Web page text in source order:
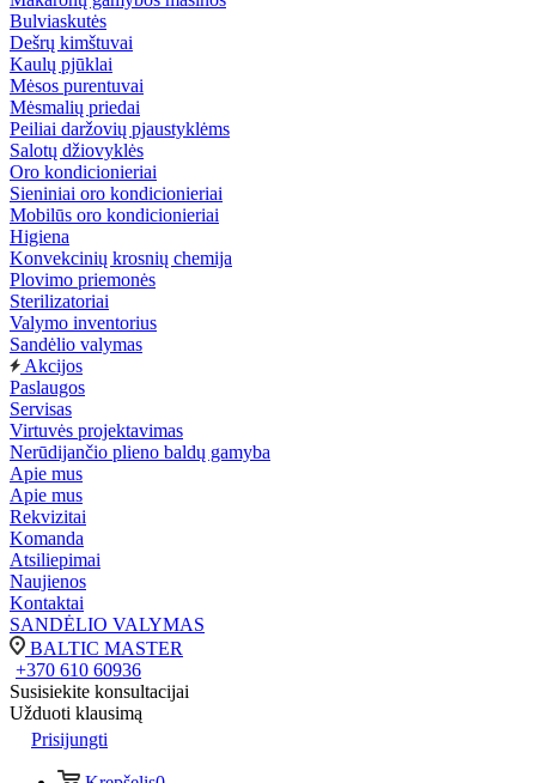
Bulviaskutės
Dešrų kimštuvai
Kaulų pjūklai
Mėsos purentuvai
Mėsmalių priedai
Peiliai daržovių pjaustyklėms
Salotų džiovyklės
Oro kondicionieriai
Sieniniai oro kondicionieriai
Mobilūs oro kondicionieriai
Higiena
Konvekcinių krosnių chemija
Plovimo priemonės
Sterilizatoriai
Valymo inventorius
Sandėlio valymas
Akcijos
Paslaugos
Servisas
Virtuvės projektavimas
Nerūdijančio plieno baldų gamyba
Apie mus
Apie mus
Rekvizitai
Komanda
Atsiliepimai
Naujienos
Kontaktai
SANDĖLIO VALYMAS
BALTIC MASTER
+370 610 60936
Susisiekite konsultacijai
Užduoti klausimą
Prisijungti